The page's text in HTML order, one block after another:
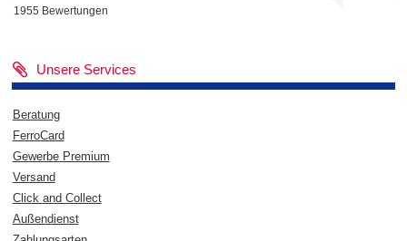
1955 Bewertungen
Unsere Services
Beratung
FerroCard
Gewerbe Premium
Versand
Click and Collect
Außendienst